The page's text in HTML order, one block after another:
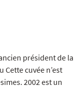
président de la
Cette cuvée n’est
2002 est un